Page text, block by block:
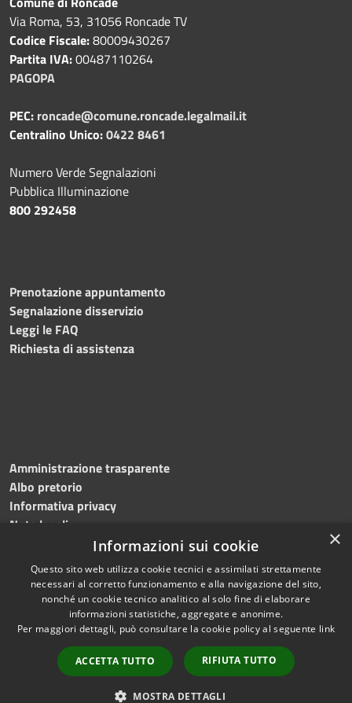
Via Roma, 53, 31056 Roncade TV
Codice Fiscale:80009430267
Partita IVA:00487110264
PAGOPA
PEC: roncade@comune.roncade.legalmail.it
Centralino Unico:0422 8461
Numero Verde Segnalazioni
Pubblica Illuminazione
800 292458
Prenotazione appuntamento
Segnalazione disservizio
Leggi le FAQ
Richiesta di assistenza
Amministrazione trasparente
Albo pretorio
Informativa privacy
Note legali
Dichiarazione di accessibilità
Accessibilità
Copyright © 2026 • Comune di
Roncade • Powered by
Municipium•
Accesso
redazione
×
Informazioni sui cookie
Questo sito web utilizza cookie tecnici e assimilati strettamente
necessari al corretto funzionamento e alla navigazione del sito,
nonché un cookie tecnico analitico al solo fine di elaborare
informazioni statistiche, aggregate e anonime.
Per maggiori dettagli, può consultare la cookie policy al seguente link
ACCETTA TUTTO RIFIUTA TUTTO
MOSTRA DETTAGLI